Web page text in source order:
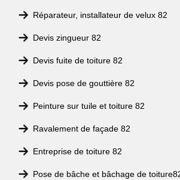
Réparateur, installateur de velux 82
Devis zingueur 82
Devis fuite de toiture 82
Devis pose de gouttière 82
Peinture sur tuile et toiture 82
Ravalement de façade 82
Entreprise de toiture 82
Pose de bâche et bâchage de